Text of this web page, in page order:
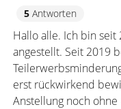
5Antworten
Hallo alle. Ich bin
angestellt. Seit 2019
erst rückwirkend
Anstellung noch